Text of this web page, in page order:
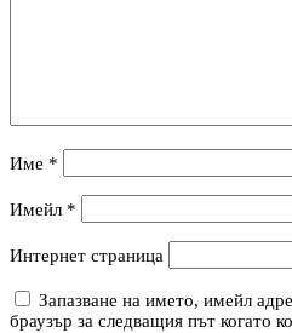
Име *
Имейл *
Интернет страница
Запазване на името, имейл
браузър за следващия път когато